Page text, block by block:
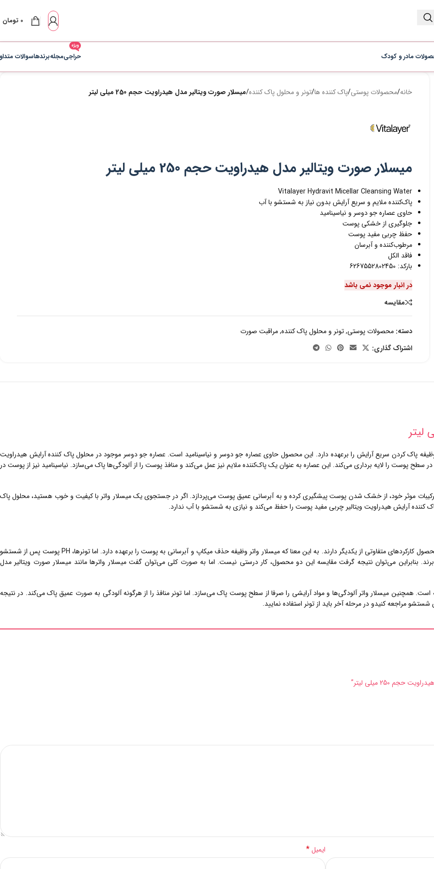
0 تومان
مادر و کودک حراجی
ویژه
مجلهبرندهاسوالات
خانه/محصولات پوستی/پاک کننده ها/تونر و محلول پاک کننده/میسلار صورت ویتالیر مدل هیدراویت حجم 250 میلی لیتر
میسلار صورت ویتالیر مدل هیدراویت حجم 250 میلی لیتر
Vitalayer Hydravit Micellar Cleansing Water
پاک‌کننده ملایم و سریع آرایش بدون نیاز به شستشو با آب
حاوی عصاره جو دوسر و نیاسینامید
جلوگیری از خشکی پوست
حفظ چربی مفید پوست
مرطوب‌کننده و آبرسان
فاقد الکل
بارکد: 6267552802450
در انبار موجود نمی باشد
مقایسه
دسته: محصولات پوستی,تونر و محلول پاک کننده,مراقبت صورت
اشتراک گذاری:
پاک‌ کردن سریع آرایش را برعهده دارد. این محصول حاوی عصاره جو دوسر و نیاسینامید است. عصاره جو دوسر موجود در محلول پاک کننده آرایش هیدراویت
سطح پوست را لایه برداری می‌کند. این عصاره به عنوان یک پاک‌کننده ملایم نیز عمل می‌کند و منافذ پوست را از آلودگی‌ها پاک می‌سازد. نیاسینامید نیز از پوست در
موثر خود، از خشک شدن پوست پیشگیری کرده و به آبرسانی عمیق پوست می‌پردازد. اگر در جستجوی یک میسلار واتر با کیفیت و خوب هستید، محلول پاک
کننده آرایش هیدراویت ویتالیر چربی مفید پوست را حفظ می‌کند و نیازی به شستشو با آب ندارد.
اگر فرق تونر و میسلار واتر برای شما نیز سوال شده است، باید بگوییم که این دو محصول کارکردهای متفاوتی از یکدیگر دارند. به این معنا که میسلار واتر وظیفه حذف میکاپ و آبرسانی به پوست را برعهده دارد. اما تونرها، PH پوست پس از شستشو
بنابراین می‌توان نتیجه گرفت مقایسه این دو محصول، کار درستی نیست. اما به صورت کلی می‌توان گفت میسلار واترها مانند میسلار صورت ویتالیر مدل
است. همچنین میسلار واتر آلودگی‌ها و مواد آرایشی را صرفا از سطح پوست پاک می‌سازد. اما تونر منافذ را از هرگونه آلودگی به صورت عمیق پاک می‌کند. در نتیجه
مراجعه کنیدو در مرحله آخر باید از تونر استفاده نمایید.
250 میلی لیتر”
ایمیل*